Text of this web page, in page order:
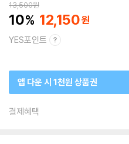
13,500원
10 12,150
YES포인트
앱 다운 시 1천원 상품권
결제혜택